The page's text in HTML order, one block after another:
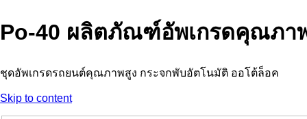
Po-40 ผลิตภัณฑ์อัพเกรดคุณภา
ชุดอัพเกรดรถยนต์คุณภาพสูง กระจกพับอัตโนมัติ ออโต้ล็อค
Skip to content